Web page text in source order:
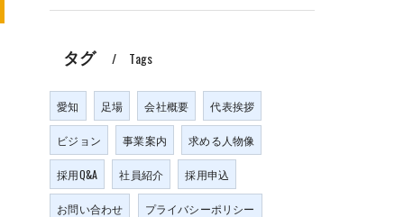
タグ Tags
愛知 足場 会社概要 代表挨拶
ビジョン 事業案内 求める人物像
採用Q&A 社員紹介 採用申込
お問い合わせ プライバシーポリシー